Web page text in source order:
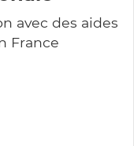
avec des aides
France